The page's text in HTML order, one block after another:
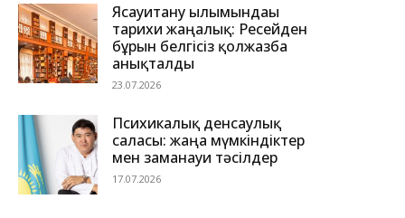
Ясауитану ғылымындағы
тарихи жаңалық: Ресейден
бұрын белгісіз қолжазба
анықталды
23.07.2026
Психикалық денсаулық
саласы: жаңа мүмкіндіктер
мен заманауи тәсілдер
17.07.2026